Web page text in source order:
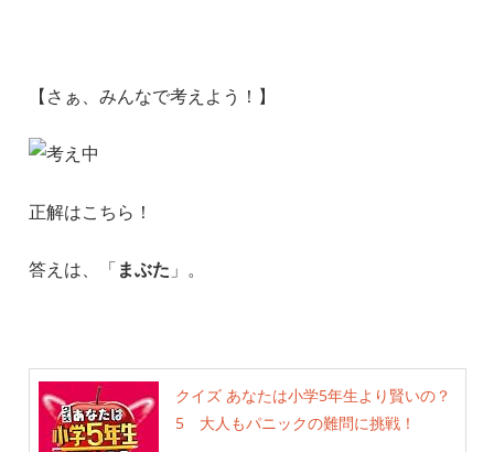
【さぁ、みんなで考えよう！】
正解はこちら！
答えは、「まぶた 」。
クイズ あなたは小学5年生より賢いの？
5 大人もパニックの難問に挑戦！